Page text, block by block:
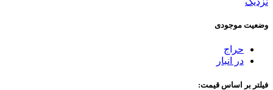
وضعیت موجودی
حراج
در انبار
فیلتر بر اساس قیمت: